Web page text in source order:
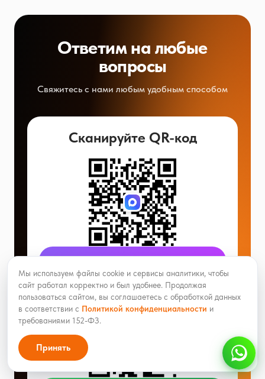
Ответим на любые
вопросы
Свяжитесь с нами любым удобным способом
Сканируйте QR-код
Перейти в МАКС
Мы используем файлы cookie и сервисы аналитики, чтобы
сайт работал корректно и был удобнее. Продолжая
пользоваться сайтом, вы соглашаетесь с обработкой данных
в соответствии с Политикой конфиденциальности и
требованиями 152-ФЗ.
Принять